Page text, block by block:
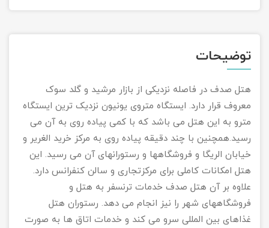
توضیحات
هتل صدف در فاصله نزدیکی از بازار مرشید و گلد سوک
معروف قرار دارد. ایستگاه متروی یونیون نزدیک ترین ایستگاه
مترو به این هتل می باشد که با کمی پیاده روی به آن می
رسید.همچنین با چند دقیقه پیاده روی به مرکز خرید الغریر و
خیابان الریگا و فروشگاهها و رستورانهای آن می رسید. این
هتل امکانات کاملی برای مرکزتجاری و سالن کنفرانس دارد.
علاوه بر آن هتل صدف خدمات ترنسفر به هتل و
فروشگاههای شهر را نیز انجام می دهد. رستوران هتل
غذاهای بین المللی سرو می کند و خدمات اتاق ها به صورت
تور چابهار
تور کاشان
تور اصفهان
تور ترکمن صحرا
تور آفرود